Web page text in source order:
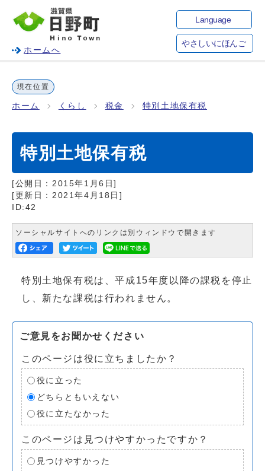
ホームへ
Language
やさしいにほんご
現在位置
ホーム くらし 税金 特別土地保有税
特別土地保有税
[公開日： 2015年1月6日]
[更新日： 2021年4月18日 ]
ID:42
ソーシャルサイトへのリンクは別ウィンドウで開きます
特別土地保有税は、平成15年度以降の課税を停止
し、新たな課税は行われません。
ご意見をお聞かせください
このページは役に立ちましたか？
役に立った
どちらともいえない
役に立たなかった
このページは見つけやすかったですか？
見つけやすかった